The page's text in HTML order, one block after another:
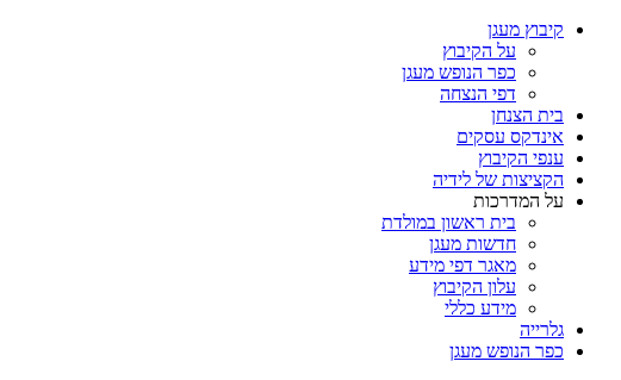
קיבוץ מעגן
על הקיבוץ
כפר הנופש מעגן
דפי הנצחה
בית הצנחן
אינדקס עסקים
ענפי הקיבוץ
הקציצות של לידיה
על המדרכות
בית ראשון במולדת
חדשות מעגן
מאגר דפי מידע
עלון הקיבוץ
מידע כללי
גלרייה
כפר הנופש מעגן